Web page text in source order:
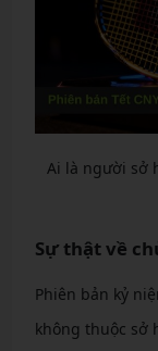
Ai là người sở
Sự thật về
Phiên bản kỷ
không thuộc sở